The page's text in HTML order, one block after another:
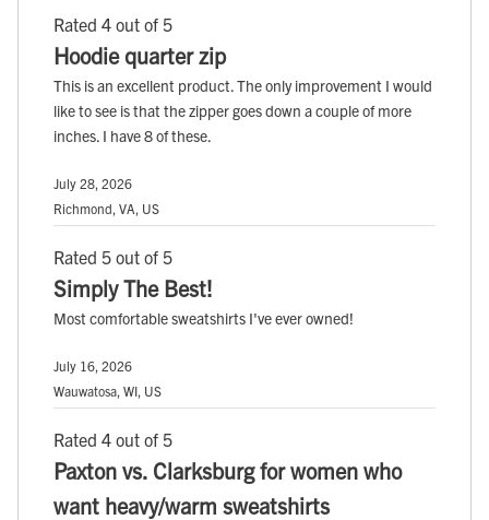
Rated 4 out of 5
Hoodie quarter zip
This is an excellent product. The only improvement I would
like to see is that the zipper goes down a couple of more
inches. I have 8 of these.
July 28, 2026
Richmond, VA, US
Rated 5 out of 5
Simply The Best!
Most comfortable sweatshirts I've ever owned!
July 16, 2026
Wauwatosa, WI, US
Rated 4 out of 5
Paxton vs. Clarksburg for women who
want heavy/warm sweatshirts